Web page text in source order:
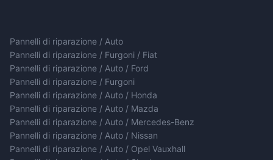
Pannelli di riparazione / Auto
Pannelli di riparazione / Furgoni / Fiat
Pannelli di riparazione / Auto / Ford
Pannelli di riparazione / Furgoni
Pannelli di riparazione / Auto / Honda
Pannelli di riparazione / Auto / Mazda
Pannelli di riparazione / Auto / Mercedes-Benz
Pannelli di riparazione / Auto / Nissan
Pannelli di riparazione / Auto / Opel Vauxhall